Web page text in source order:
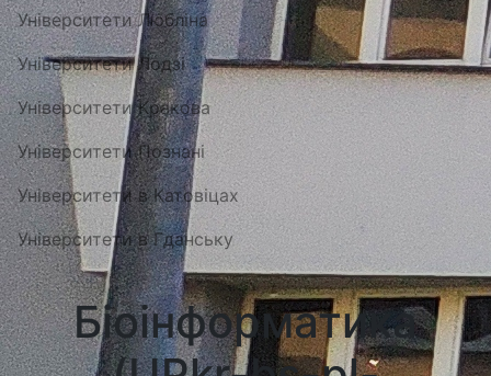
Університети Любліна
Університети Лодзі
Університети Кракова
Університети Познані
Університети в Катовіцах
Університети в Гданську
Біоінформатика